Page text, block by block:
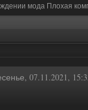
мода Плохая
07.11.2021,